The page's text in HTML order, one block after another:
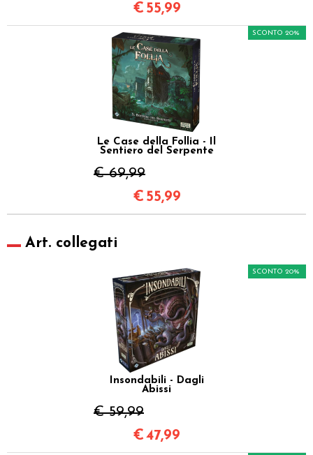
€ 55,99
Le Case della Follia - Il
Sentiero del Serpente
€ 69,99
SCONTO 20%
€ 55,99
Art. collegati
Insondabili - Dagli
Abissi
€ 59,99
SCONTO 20%
€47,99